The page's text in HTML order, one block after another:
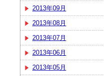
2013年09月
2013年08月
2013年07月
2013年06月
2013年05月